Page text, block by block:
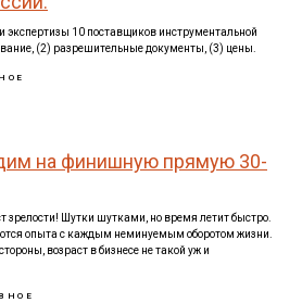
экспертизы 10 поставщиков инструментальной
(2) разрешительные документы, (3) цены.
на финишную прямую 30-
зрелости! Шутки шутками, но время летит быстро.
опыта с каждым неминуемым оборотом жизни.
возраст в бизнесе не такой уж и